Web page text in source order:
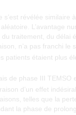
révélée similaire
L’avantage
traitement, du délai
n’a pas franchi le
étaient plus
de phase III TEMSO
d’un effet
telles que la
la phase de